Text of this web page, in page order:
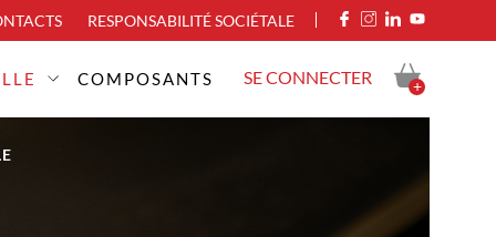
RESPONSABILITÉ SOCIÉTALE
COMPOSANTS SE CONNECTER +